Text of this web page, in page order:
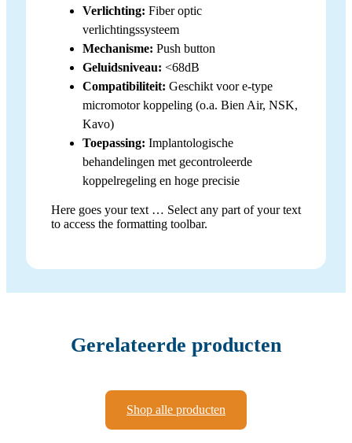
Verlichting: Fiber optic
verlichtingssysteem
Mechanisme: Push button
Geluidsniveau: <68dB
Compatibiliteit: Geschikt voor e-type
micromotor koppeling (o.a. Bien Air, NSK,
Kavo)
Toepassing: Implantologische
behandelingen met gecontroleerde
koppelregeling en hoge precisie
Here goes your text … Select any part of your text
to access the formatting toolbar.
Gerelateerde producten
Shop alle producten